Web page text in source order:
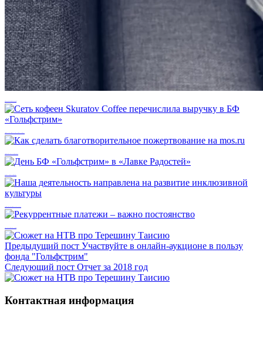
Предыдущий пост Участвуйте в онлайн-аукционе в пользу
фонда "Гольфстрим"
Следующий пост Отчет за 2018 год
Контактная информация